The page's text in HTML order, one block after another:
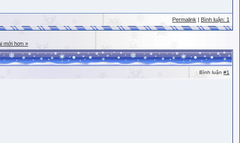
Permalink Bình luận: 1
mới hơn »
Bình luận #1